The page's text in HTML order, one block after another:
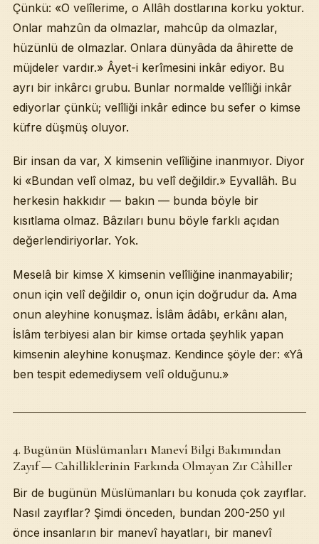
Çünkü: «O velîlerime, o Allâh dostlarına korku yoktur.
Onlar mahzûn da olmazlar, mahcûp da olmazlar,
hüzünlü de olmazlar. Onlara dünyâda da âhirette de
müjdeler vardır.» Âyet-i kerîmesini inkâr ediyor. Bu
ayrı bir inkârcı grubu. Bunlar normalde velîliği inkâr
ediyorlar çünkü; velîliği inkâr edince bu sefer o kimse
küfre düşmüş oluyor.
Bir insan da var, X kimsenin velîliğine inanmıyor. Diyor
ki «Bundan velî olmaz, bu velî değildir.» Eyvallâh. Bu
herkesin hakkıdır — bakın — bunda böyle bir
kısıtlama olmaz. Bâzıları bunu böyle farklı açıdan
değerlendiriyorlar. Yok.
Meselâ bir kimse X kimsenin velîliğine inanmayabilir;
onun için velî değildir o, onun için doğrudur da. Ama
onun aleyhine konuşmaz. İslâm âdâbı, erkânı alan,
İslâm terbiyesi alan bir kimse ortada şeyhlik yapan
kimsenin aleyhine konuşmaz. Kendince şöyle der: «Yâ
ben tespit edemediysem velî olduğunu.»
4. Bugünün Müslümanları Manevî Bilgi Bakımından
Zayıf — Cahilliklerinin Farkında Olmayan Zır Câhiller
Bir de bugünün Müslümanları bu konuda çok zayıflar.
Nasıl zayıflar? Şimdi önceden, bundan 200-250 yıl
önce insanların bir manevî hayatları, bir manevî